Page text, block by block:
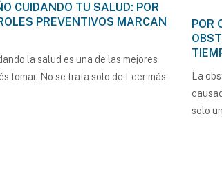
CUIDANDO TU SALUD: POR
PREVENTIVOS MARCAN
la salud es una de las mejores
tomar. No se trata solo de Leer más
POR
La
solo